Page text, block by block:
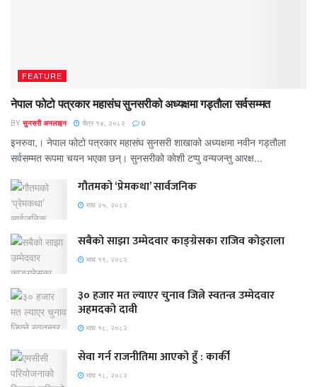
FEATURE
नेपाल फोटो पत्रकार महासंघ सुनसरीको अध्यक्षमा गड्ताैला सर्वसम्मत
BY सुनसरी अनलाइन चैत्र १४, २०८२ 0
इनरुवा,। नेपाल फोटो पत्रकार महासंघ सुनसरी शाखाको अध्यक्षमा नवीन गड्ताैला
सर्वसम्मत रूपमा चयन भएका छन्। सुनसरीको काेशी टप्पु वन्यजन्तु आरक्ष...
गौतमको ‘प्रेमकथा’ सार्वजनिक
माघ २५, २०८२
सबैको साझा उम्मेदवार काङ्ग्रेसका राजिव कोइराला
माघ १९, २०८२
३० हजार मत ल्याएर चुनाव जित्ने स्वतन्त्र उम्मेदवार
अहमदको दावी
माघ १८, २०८२
सेवा गर्न राजनीतिमा आएको हुँ : कार्की
माघ १८, २०८२